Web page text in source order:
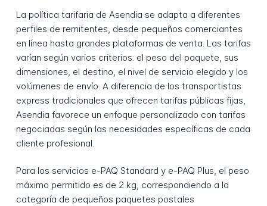
La política tarifaria de Asendia se adapta a diferentes
perfiles de remitentes, desde pequeños comerciantes
en línea hasta grandes plataformas de venta. Las tarifas
varían según varios criterios: el peso del paquete, sus
dimensiones, el destino, el nivel de servicio elegido y los
volúmenes de envío. A diferencia de los transportistas
express tradicionales que ofrecen tarifas públicas fijas,
Asendia favorece un enfoque personalizado con tarifas
negociadas según las necesidades específicas de cada
cliente profesional.
Para los servicios e-PAQ Standard y e-PAQ Plus, el peso
máximo permitido es de 2 kg, correspondiendo a la
categoría de pequeños paquetes postales